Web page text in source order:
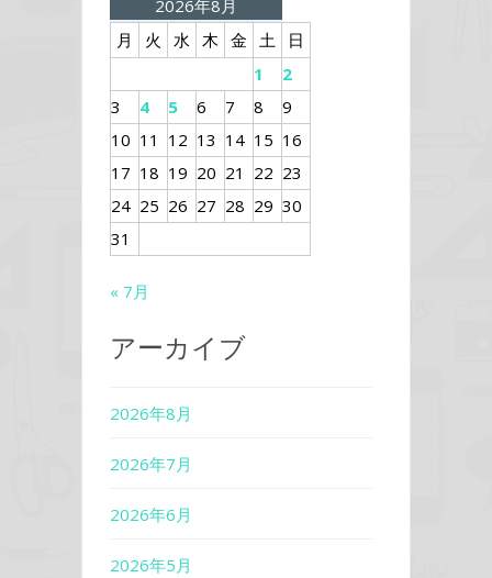
2026年8月
月
火 水 木 金 土
日
1
2
3
4 5 6 7 8
9
10 11 12 13 14 15 16
17 18 19 20 21 22 23
24 25 26 27 28 29 30
31
« 7月
アーカイブ
2026年8月
2026年7月
2026年6月
2026年5月